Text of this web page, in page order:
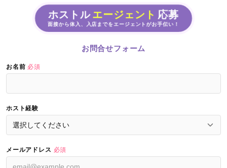
ホストル エージェント 応募
面接から体入、入店までをエージェントがお手伝い！
お問合せフォーム
お名前 必須
ホスト経験
メールアドレス 必須